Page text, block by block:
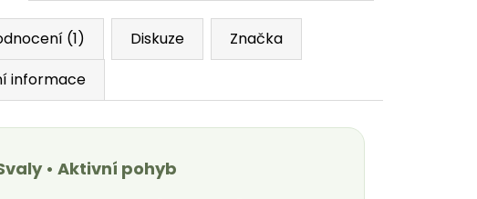
(1) Diskuze
Značka
informace
• Aktivní pohyb